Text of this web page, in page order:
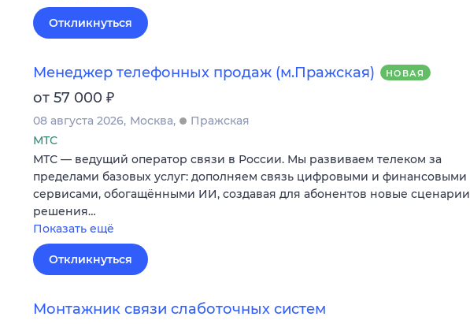
Откликнуться
Менеджер телефонных продаж (м.Пражская) НОВАЯ
от 57 000 ₽
08 августа 2026 Москва
Пражская
МТС
МТС — ведущий оператор связи в России. Мы развиваем телеком за
пределами базовых услуг: дополняем связь цифровыми и финансовыми
сервисами, обогащёнными ИИ, создавая для абонентов новые сценарии
решения…
Показать ещё
Откликнуться
Монтажник связи слаботочных систем